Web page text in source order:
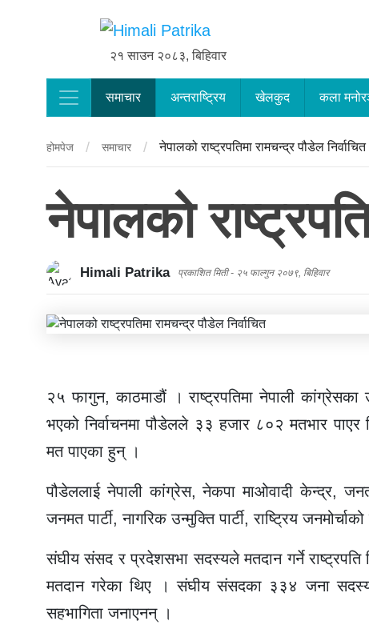
२१ साउन २०८३, बिहिवार
Main Navigation
समाचार अन्तराष्ट्रिय खेलकुद कला
होमपेज / समाचार / नेपालको राष्ट्रपतिमा रामचन्द्र पौडेल निर्वाचित
नेपालको
Himali Patrika प्रकाशित मिती - २५ फाल्गुन २०७९, बिहिवार
२५ फागुन, काठमाडौं । राष्ट्रपतिमा नेपाली कांग्रेसका
भएको निर्वाचनमा पौडेलले ३३ हजार ८०२ मतभार
मत पाएका हुन् ।
पौडेललाई नेपाली कांग्रेस, नेकपा माओवादी केन्द्र,
जनमत पार्टी, नागरिक उन्मुक्ति पार्टी, राष्ट्रिय
संघीय संसद र प्रदेशसभा सदस्यले मतदान गर्ने
मतदान गरेका थिए । संघीय संसदका ३३४ जना
सहभागिता जनाएनन् ।